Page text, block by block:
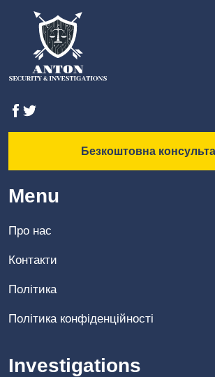
Безкоштовна
Menu
Про нас
Контакти
Політика
Політика конфіденційності
Investigations